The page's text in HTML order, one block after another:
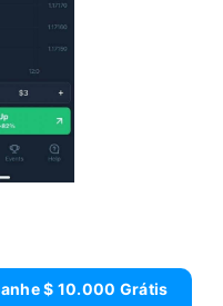
$ 10.000 Grátis